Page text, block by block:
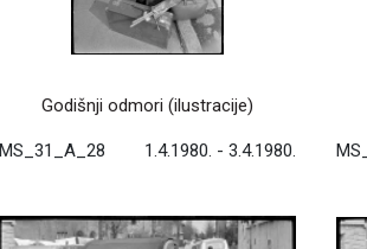
Godišnji odmori (ilustracije)
MS_31_A_28 1.4.1980. - 3.4.1980.